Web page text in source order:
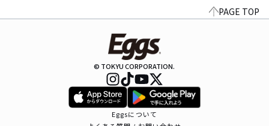
PAGE TOP
© TOKYU CORPORATION.
Eggsについて